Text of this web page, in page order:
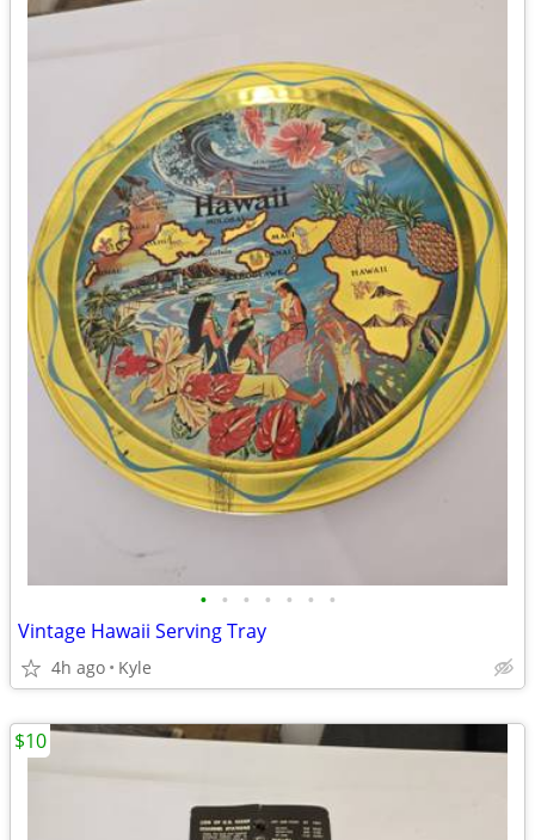
• • • • • • •
Vintage Hawaii Serving Tray
4h ago Kyle
$10